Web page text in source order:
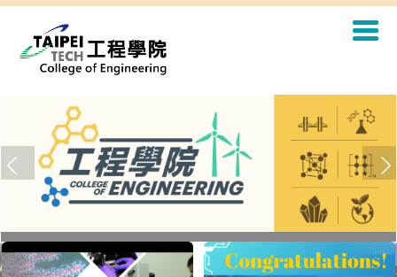
歡迎蒞臨 國立臺北科技大學 工程學院